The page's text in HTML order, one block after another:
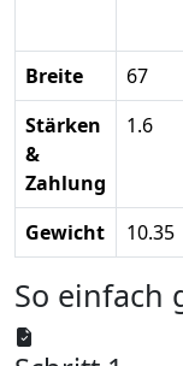
Breite
67
Stärken
&
Zahlung
1.6
Gewicht 10.35
So einfach